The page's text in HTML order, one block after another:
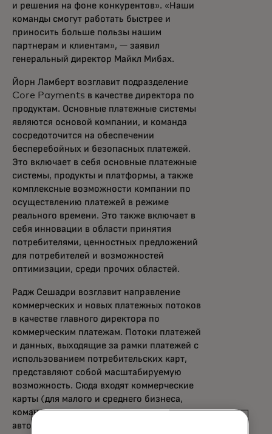
и решения на фоне конкурентов». «Наши
команды смогут работать быстрее и
приносить больше пользы нашим
партнерам и клиентам», — заявил
генеральный директор Майкл Мибах.
Йорн Ламберт возглавит подразделение
Core Payments в качестве директора по
продуктам. Основные платежные системы
являются основой компании, и команда
сосредоточится на обеспечении
бесперебойных и безопасных платежей.
Это включает в себя основные платежные
системы, продукты и платформы, а также
комплексные возможности компании по
осуществлению платежей в режиме
реального времени. Это также включает в
себя инновации в области принятия
потребителями, ценностных предложений
для потребителей и возможностей
оптимизации, среди прочих областей.
Радж Сешадри возглавит направление
коммерческих и новых платежных потоков
в качестве главного директора по
коммерческим платежам. Потоки платежей
и данных, выходящие за рамки платежей с
использованием потребительских карт,
представляют собой масштабируемую
возможность. Сюда входят коммерческие
карты (для малого и среднего бизнеса,
командировочные расходы, закупки,
автопарк, виртуальные карты), дебиторская